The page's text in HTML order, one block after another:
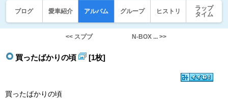
ブログ 愛車紹介 アルバム グループ ヒストリ
ラップ
タイム
<< スプブ N-BOX ... >>
買ったばかりの頃 [1枚]
買ったばかりの頃